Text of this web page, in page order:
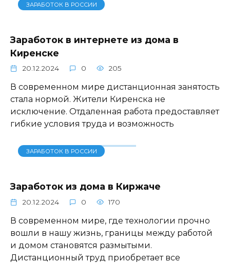
ЗАРАБОТОК В РОССИИ
Заработок в интернете из дома в
Киренске
20.12.2024 0 205
В современном мире дистанционная занятость
стала нормой. Жители Киренска не
исключение. Отдаленная работа предоставляет
гибкие условия труда и возможность
ЗАРАБОТОК В РОССИИ
Заработок из дома в Киржаче
20.12.2024 0 170
В современном мире, где технологии прочно
вошли в нашу жизнь, границы между работой
и домом становятся размытыми.
Дистанционный труд приобретает все